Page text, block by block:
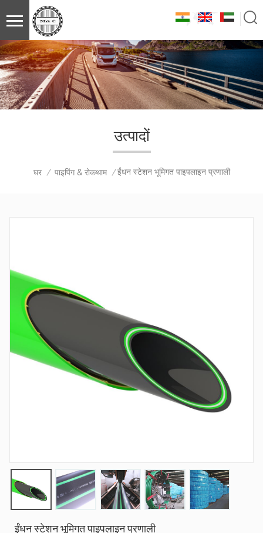
उत्पादों
घर / पाइपिंग & रोकथाम / ईंधन स्टेशन भूमिगत पाइपलाइन प्रणाली
ईंधन स्टेशन भूमिगत पाइपलाइन प्रणाली